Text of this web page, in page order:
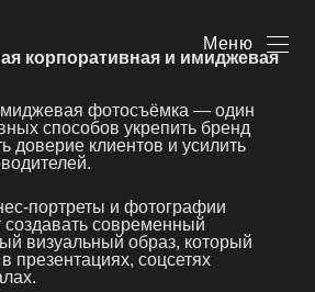
Меню
корпоративная и имиджевая
фотосъёмка — один
способов укрепить бренд
доверие клиентов и усилить
портреты и фотографии
современный
визуальный образ, который
презентациях, соцсетях